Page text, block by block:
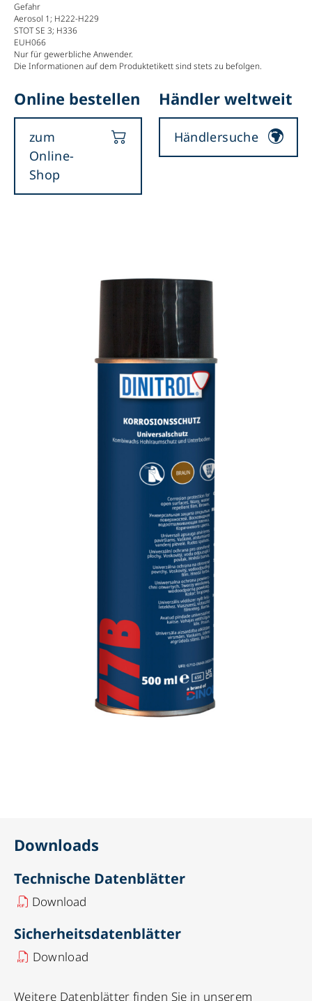
Gefahr
Aerosol 1; H222-H229
STOT SE 3; H336
EUH066
Nur für gewerbliche Anwender.
Die Informationen auf dem Produktetikett sind stets zu befolgen.
Online bestellen
zum
Online-
Shop
Händler weltweit
Händlersuche
Downloads
Technische Datenblätter
Download
Sicherheitsdatenblätter
Download
Weitere Datenblätter finden Sie in unserem